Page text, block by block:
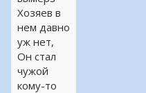
Хозяев в
нем давно
уж нет,
Он стал
чужой
кому-то